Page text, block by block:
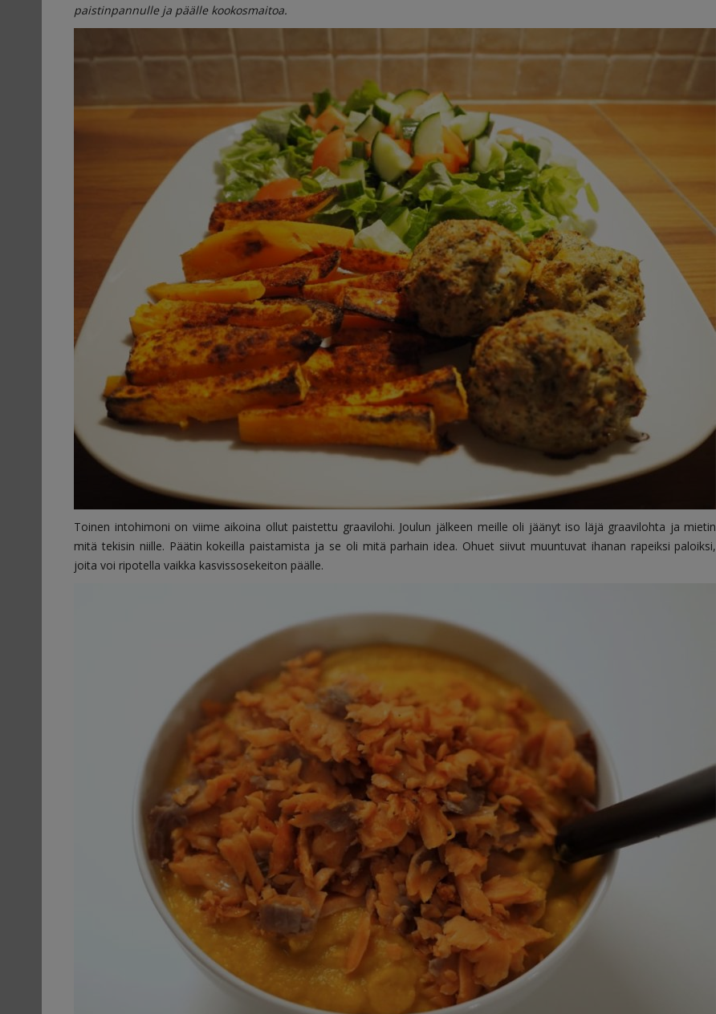
paistinpannulle ja päälle kookosmaitoa.
Toinen intohimoni on viime aikoina ollut paistettu graavilohi. Joulun jälkeen meille oli jäänyt iso läjä graavilohta ja mietin
mitä tekisin niille. Päätin kokeilla paistamista ja se oli mitä parhain idea. Ohuet siivut muuntuvat ihanan rapeiksi paloiksi,
joita voi ripotella vaikka kasvissosekeiton päälle.